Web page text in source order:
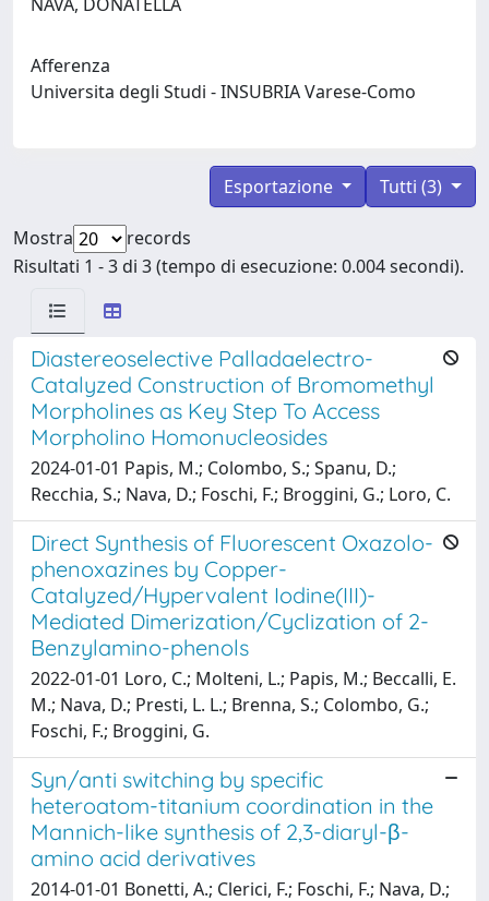
Afferenza
Universita degli Studi - INSUBRIA Varese-Como
Tutti (3)
Esportazione
Mostra
records
Risultati 1 - 3 di 3 (tempo di esecuzione: 0.004 secondi).
Diastereoselective Palladaelectro-
Catalyzed Construction of Bromomethyl
Morpholines as Key Step To Access
Morpholino Homonucleosides
2024-01-01 Papis, M.; Colombo, S.; Spanu, D.;
Recchia, S.; Nava, D.; Foschi, F.; Broggini, G.; Loro, C.
Direct Synthesis of Fluorescent Oxazolo-
phenoxazines by Copper-
Catalyzed/Hypervalent Iodine(III)-
Mediated Dimerization/Cyclization of 2-
Benzylamino-phenols
2022-01-01 Loro, C.; Molteni, L.; Papis, M.; Beccalli, E.
M.; Nava, D.; Presti, L. L.; Brenna, S.; Colombo, G.;
Foschi, F.; Broggini, G.
Syn/anti switching by specific
heteroatom-titanium coordination in the
Mannich-like synthesis of 2,3-diaryl-β-
amino acid derivatives
2014-01-01 Bonetti, A.; Clerici, F.; Foschi, F.; Nava, D.;